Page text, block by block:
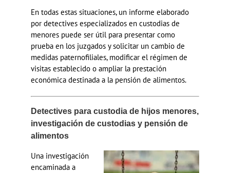
En todas estas situaciones, un informe elaborado
por detectives especializados en custodias de
menores puede ser útil para presentar como
prueba en los juzgados y solicitar un cambio de
medidas paternofiliales, modificar el régimen de
visitas establecido o ampliar la prestación
económica destinada a la pensión de alimentos.
Detectives para custodia de hijos menores,
investigación de custodias y pensión de
alimentos
Una investigación
encaminada a